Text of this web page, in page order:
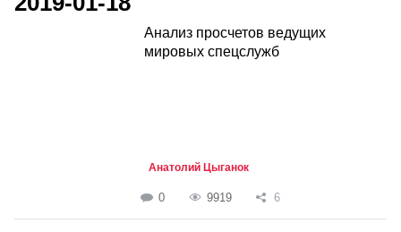
Анализ просчетов ведущих
мировых спецслужб
Анатолий Цыганок
0 9919 6